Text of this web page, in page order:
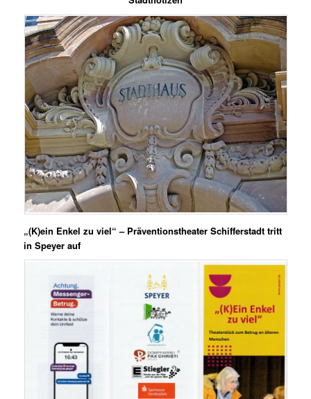
„(K)ein Enkel zu viel“ – Präventionstheater Schifferstadt tritt
in Speyer auf